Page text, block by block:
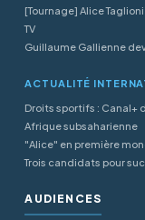
[Tournage] Alice
TV
Guillaume Gallienne
ACTUALITÉ
Droits sportifs : Canal+
Afrique subsaharienne
"Alice" en première
Trois candidats pour
AUDIENCES